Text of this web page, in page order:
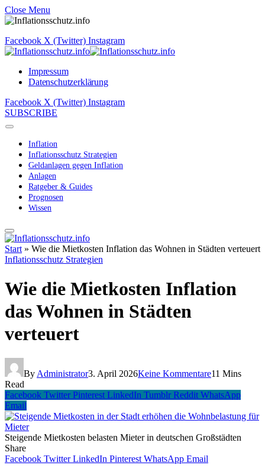
Close Menu
Facebook X (Twitter) Instagram
Impressum
Datenschutzerklärung
Facebook X (Twitter) Instagram
SUBSCRIBE
Inflation
Inflationsschutz Strategien
Geldanlagen gegen Inflation
Anlagen
Ratgeber & Guides
Prognosen
Wissen
Start » Wie die Mietkosten Inflation das Wohnen in Städten verteuert
Inflationsschutz Strategien
Wie die Mietkosten Inflation
das Wohnen in Städten
verteuert
By Administrator3. April 2026Keine Kommentare11 Mins
Read
Facebook Twitter Pinterest LinkedIn Tumblr Reddit WhatsApp
Email
Steigende Mietkosten belasten Mieter in deutschen Großstädten
Share
Facebook Twitter LinkedIn Pinterest WhatsApp Email